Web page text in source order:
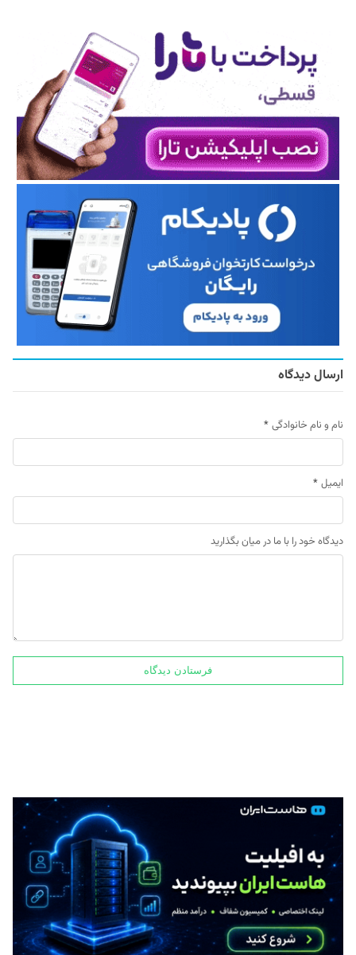
ارسال دیدگاه
نام و نام خانوادگی *
ایمیل *
دیدگاه خود را با ما در میان بگذارید